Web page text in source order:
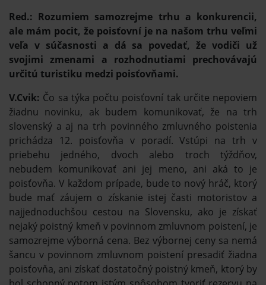
Red.: Rozumiem samozrejme trhu a konkurencii,
ale mám pocit, že poisťovní je na našom trhu veľmi
veľa v súčasnosti a dá sa povedať, že vodiči už
svojimi zmenami a rozhodnutiami prechovávajú
určitú turistiku medzi poisťovňami.
V.Cvik: Čo sa týka počtu poisťovní tak určite nepoviem
žiadnu novinku, ak budem komunikovať, že na trh
slovenský a aj na trh povinného zmluvného poistenia
prichádza 12. poisťovňa v poradí. Vstúpi na trh v
priebehu jedného, dvoch alebo troch týždňov,
nebudem komunikovať ani jej meno, ani aká to je
poisťovňa. V každom prípade, bude to nový hráč, ktorý
bude mať záujem o získanie istej časti motoristov a
najjednoduchšou cestou na Slovensku, ako je získať
nejaký poistný kmeň v povinnom zmluvnom poistení, je
samozrejme výborná cena. Bez výbornej ceny sa nemá
šancu v povinnom zmluvnom poistení presadiť žiadna
poisťovňa, ani získať dostatočný poistný kmeň, ktorý by